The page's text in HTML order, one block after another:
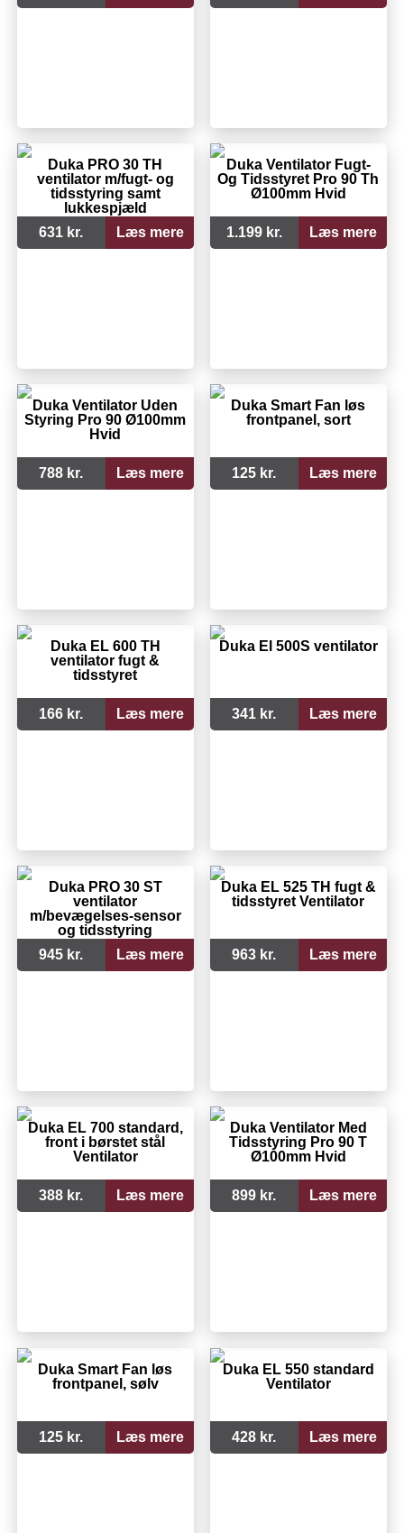
Duka PRO 30 TH
ventilator m/fugt- og
tidsstyring samt
lukkespjæld
631 kr.
Læs mere
Duka Ventilator Fugt-
Og Tidsstyret Pro 90 Th
Ø100mm Hvid
1.199 kr. Læs mere
Duka Ventilator Uden
Styring Pro 90 Ø100mm
Hvid
788 kr. Læs mere
Duka Smart Fan løs
frontpanel, sort
125 kr. Læs mere
Duka EL 600 TH
ventilator fugt &
tidsstyret
166 kr. Læs mere
Duka El 500S ventilator
341 kr. Læs mere
Duka PRO 30 ST
ventilator
m/bevægelses-sensor
og tidsstyring
945 kr.
Læs mere
Duka EL 525 TH fugt &
tidsstyret Ventilator
963 kr. Læs mere
Duka EL 700 standard,
front i børstet stål
Ventilator
388 kr. Læs mere
Duka Ventilator Med
Tidsstyring Pro 90 T
Ø100mm Hvid
899 kr. Læs mere
Duka Smart Fan løs
frontpanel, sølv
125 kr. Læs mere
Duka EL 550 standard
Ventilator
428 kr. Læs mere